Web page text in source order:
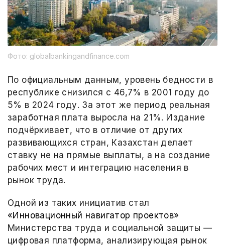
Фото: globalbankingandfinance.com
По официальным данным, уровень бедности в
республике снизился с 46,7% в 2001 году до
5% в 2024 году. За этот же период реальная
заработная плата выросла на 21%. Издание
подчёркивает, что в отличие от других
развивающихся стран, Казахстан делает
ставку не на прямые выплаты, а на создание
рабочих мест и интеграцию населения в
рынок труда.
Одной из таких инициатив стал
«Инновационный навигатор проектов»
Министерства труда и социальной защиты —
цифровая платформа, анализирующая рынок